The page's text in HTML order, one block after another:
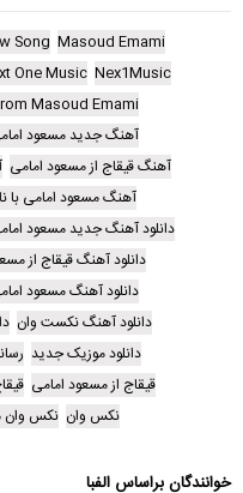
Masoud Emami
Song
Nex1Music
One Music
Masoud Emami
آهنگ جدید مسعود
آهنگ قیقاج از مسعود امامی
آهنگ مسعود امامی با
دانلود آهنگ جدید مسعود
دانلود آهنگ قیقاج از
دانلود آهنگ مسعود
دانلود آهنگ نکست وان
دانلود موزیک جدید
قیقاج از مسعود امامی
نکس وان نکس وان
خوانندگان براساس الفبا